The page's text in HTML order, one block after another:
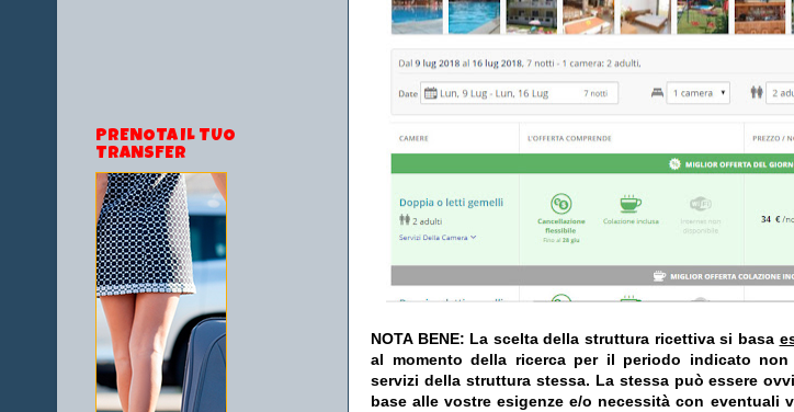
NOTA BENE: La scelta della struttura ricettiva si basa
al momento della ricerca per il periodo indicato non
servizi della struttura stessa. La stessa può essere
base alle vostre esigenze e/o necessità con eventuali
PRENOTA IL TUO
TRANSFER